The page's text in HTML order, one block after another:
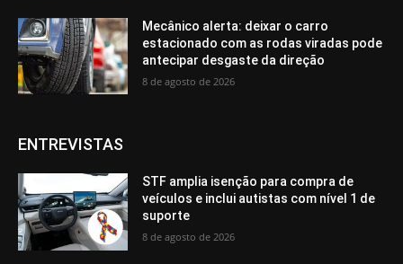
Mecânico alerta: deixar o carro
estacionado com as rodas viradas pode
antecipar desgaste da direção
8 de agosto de 2026
ENTREVISTAS
STF amplia isenção para compra de
veículos e inclui autistas com nível 1 de
suporte
8 de agosto de 2026